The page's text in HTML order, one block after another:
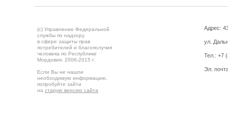
(c) Управление Федеральной
службы по надзору
в сфере защиты прав
потребителей и благополучия
человека по Республике
Мордовия, 2006-2015 г.
Если Вы не нашли
необходимую информацию,
попробуйте зайти
на старую версию сайта
Адрес:
ул.
Тел.: +7
Эл.